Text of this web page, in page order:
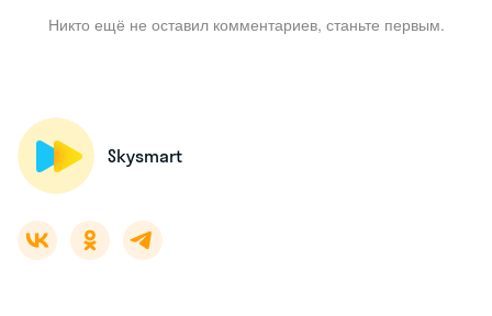
Никто ещё не оставил комментариев, станьте первым.
Skysmart